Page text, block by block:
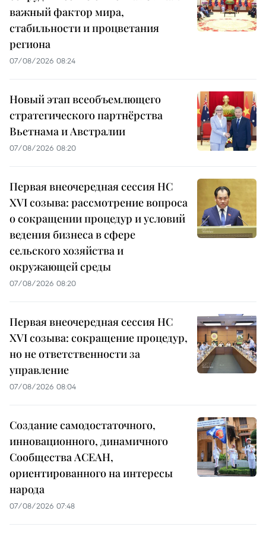
важный фактор мира,
стабильности и процветания
региона
07/08/2026 08:24
Новый этап всеобъемлющего
стратегического партнёрства
Вьетнама и Австралии
07/08/2026 08:20
Первая внеочередная сессия НС
XVI созыва: рассмотрение вопроса
о сокращении процедур и условий
ведения бизнеса в сфере
сельского хозяйства и
окружающей среды
07/08/2026 08:20
Первая внеочередная сессия НС
XVI созыва: сокращение процедур,
но не ответственности за
управление
07/08/2026 08:04
Создание самодостаточного,
инновационного, динамичного
Сообщества АСЕАН,
ориентированного на интересы
народа
07/08/2026 07:48